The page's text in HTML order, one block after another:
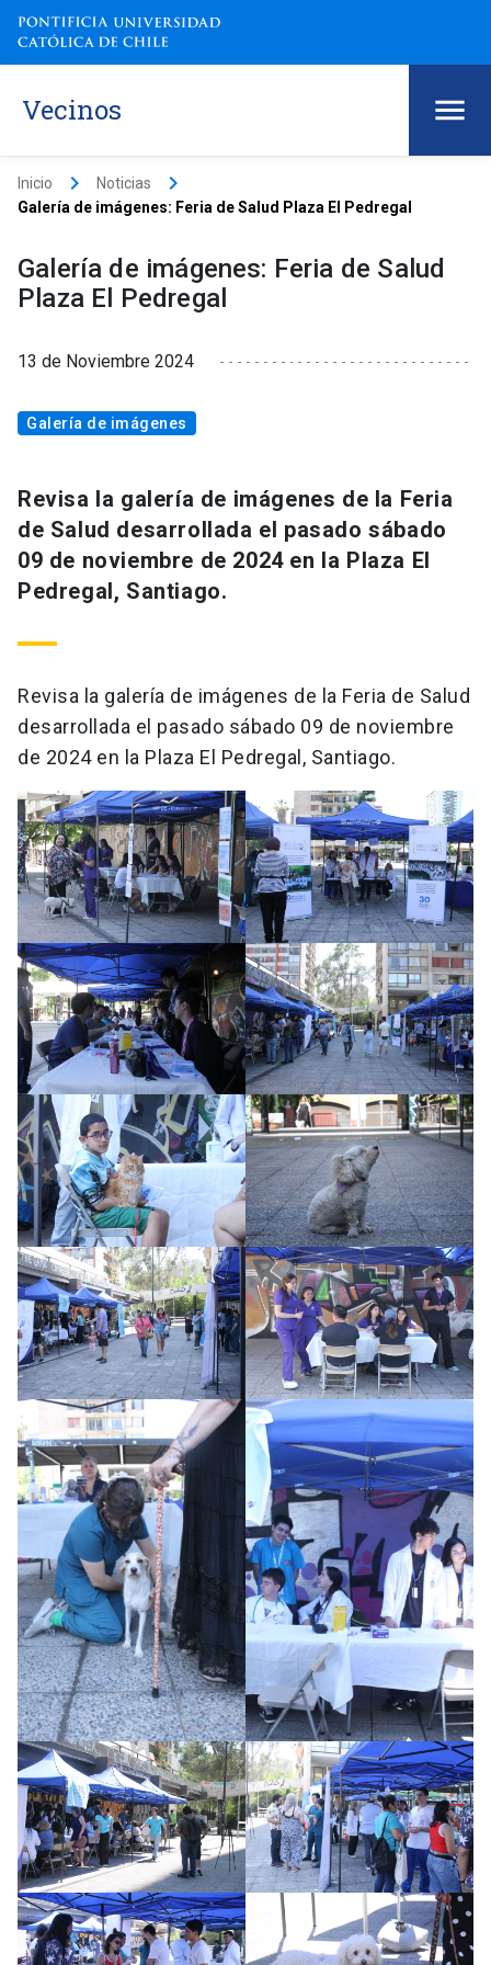
Vecinos
Inicio keyboard_arrow_right Noticias keyboard_arrow_right
Galería de imágenes: Feria de Salud Plaza El Pedregal
Galería de imágenes: Feria de Salud
Plaza El Pedregal
13 de Noviembre 2024
Galería de imágenes
Revisa la galería de imágenes de la Feria
de Salud desarrollada el pasado sábado
09 de noviembre de 2024 en la Plaza El
Pedregal, Santiago.
Revisa la galería de imágenes de la Feria de Salud
desarrollada el pasado sábado 09 de noviembre
de 2024 en la Plaza El Pedregal, Santiago.